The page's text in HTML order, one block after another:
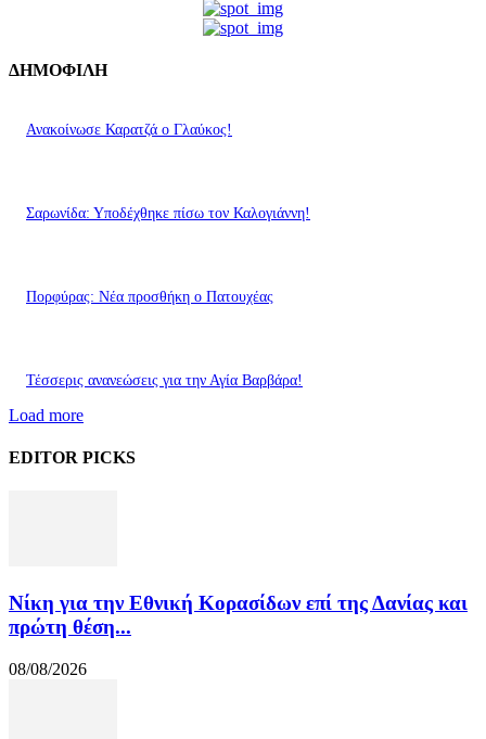
ΔΗΜΟΦΙΛΗ
Ανακοίνωσε Καρατζά ο Γλαύκος!
Σαρωνίδα: Υποδέχθηκε πίσω τον Καλογιάννη!
Πορφύρας: Νέα προσθήκη ο Πατουχέας
Τέσσερις ανανεώσεις για την Αγία Βαρβάρα!
Load more
EDITOR PICKS
Νίκη για την Εθνική Κορασίδων επί της Δανίας και
πρώτη θέση...
08/08/2026